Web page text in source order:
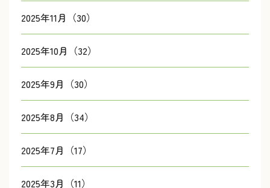
2025年11月（30）
2025年10月（32）
2025年9月（30）
2025年8月（34）
2025年7月（17）
2025年3月（11）